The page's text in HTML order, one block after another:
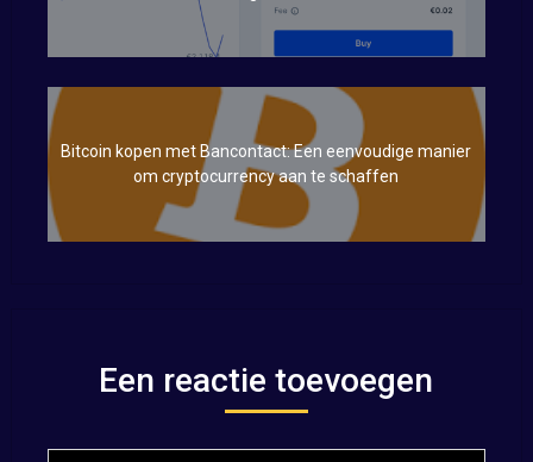
Bitcoin kopen met Bancontact: Een eenvoudige manier
om cryptocurrency aan te schaffen
Een reactie toevoegen